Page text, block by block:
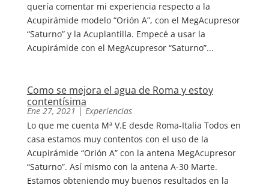
quería comentar mi experiencia respecto a la
Acupirámide modelo “Orión A”, con el MegAcupresor
“Saturno” y la Acuplantilla. Empecé a usar la
Acupirámide con el MegAcupresor “Saturno”...
Como se mejora el agua de Roma y estoy
contentísima
Ene 27, 2021 | Experiencias
Lo que me cuenta Mª V.E desde Roma-Italia Todos en
casa estamos muy contentos con el uso de la
Acupirámide “Orión A” con la antena MegAcupresor
“Saturno”. Así mismo con la antena A-30 Marte.
Estamos obteniendo muy buenos resultados en la